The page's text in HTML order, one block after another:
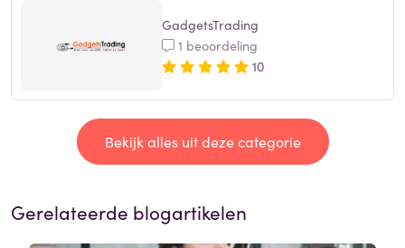
GadgetsTrading
1 beoordeling
10
Bekijk alles uit deze categorie
Gerelateerde blogartikelen